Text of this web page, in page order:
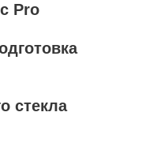
Pro
стекла